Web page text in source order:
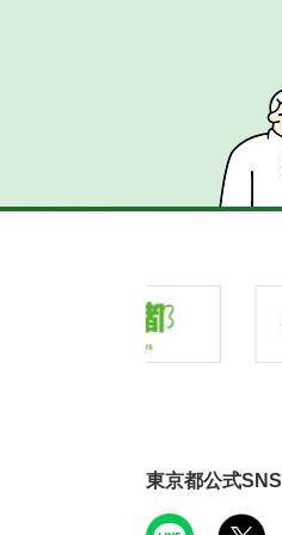
東京都公式SNS